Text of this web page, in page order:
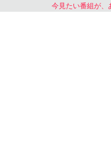
今見たい番組が、